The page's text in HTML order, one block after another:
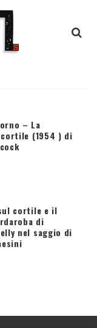
– La
(1954 ) di
cortile e il
di
nel saggio di